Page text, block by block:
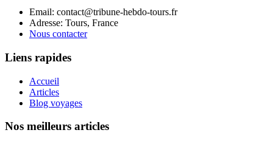
Email: contact@tribune-hebdo-tours.fr
Adresse: Tours, France
Nous contacter
Liens rapides
Accueil
Articles
Blog voyages
Nos meilleurs articles